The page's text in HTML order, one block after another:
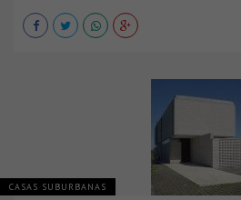
CASAS SUBURBANAS